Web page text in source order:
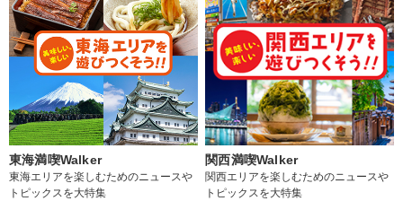
東海満喫Walker
東海エリアを楽しむためのニュースや
トピックスを大特集
関西満喫Walker
関西エリアを楽しむためのニュースや
トピックスを大特集